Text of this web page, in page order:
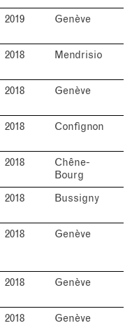
2019 Genève
2018 Mendrisio
2018 Genève
2018 Confignon
2018
Chêne-
Bourg
2018 Bussigny
2018 Genève
2018 Genève
2018 Genève